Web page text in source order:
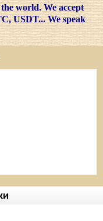
world. We accept
USDT... We speak